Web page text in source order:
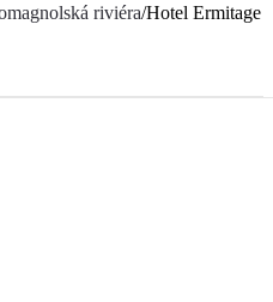
riviéra/Hotel Ermitage